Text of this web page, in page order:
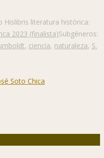
Hislibris literatura histórica:
2023 (finalista)Subgéneros:
, ciencia, naturaleza, S.